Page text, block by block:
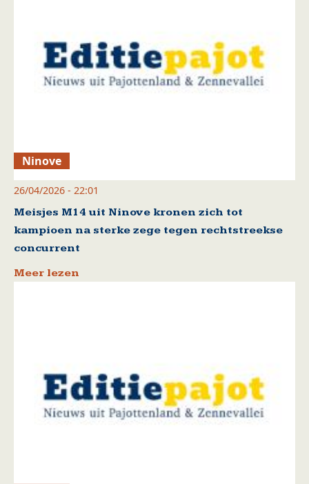
Ninove
26/04/2026 - 22:01
Meisjes M14 uit Ninove kronen zich tot
kampioen na sterke zege tegen rechtstreekse
concurrent
Meer lezen